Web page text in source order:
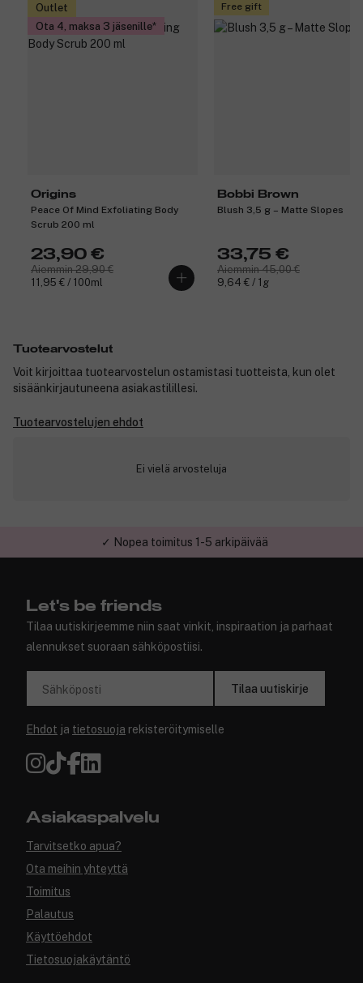
Outlet
Ota 4, maksa 3 jäsenille
Origins
Peace Of Mind Exfoliating Body
Scrub 200 ml
23,90 €
Aiemmin 29,90 €
11,95 € / 100ml
Free gift
Bobbi Brown
Blush 3,5 g – Matte Slopes
33,75 €
Aiemmin 45,00 €
9,64 € / 1g
Tuotearvostelut
Voit kirjoittaa tuotearvostelun ostamistasi tuotteista, kun olet
sisäänkirjautuneena asiakastilillesi.
Tuotearvostelujen ehdot
Ei vielä arvosteluja
✓ Turvallinen verkkokauppa
Let's be friends
Tilaa uutiskirjeemme niin saat vinkit, inspiraation ja parhaat
alennukset suoraan sähköpostiisi.
Sähköposti Tilaa uutiskirje
Ehdot ja tietosuoja rekisteröitymiselle
Asiakaspalvelu
Tarvitsetko apua?
Ota meihin yhteyttä
Toimitus
Palautus
Käyttöehdot
Tietosuojakäytäntö